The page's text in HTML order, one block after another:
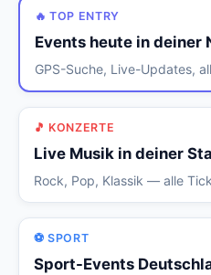
🔥 TOP ENTRY
Events heute in deiner
GPS-Suche, Live-Updates,
🎵 KONZERTE
Live Musik in deiner
Rock, Pop, Klassik — alle
⚽ SPORT
Sport-Events